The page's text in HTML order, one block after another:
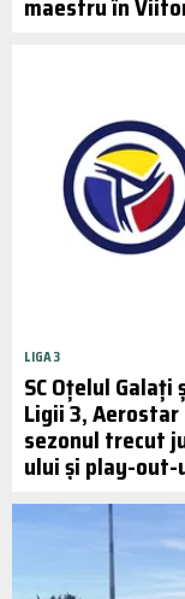
LIGA 3
SC Oțelul
Ligii 3, Aerostar
sezonul trecut
ului și play-out-